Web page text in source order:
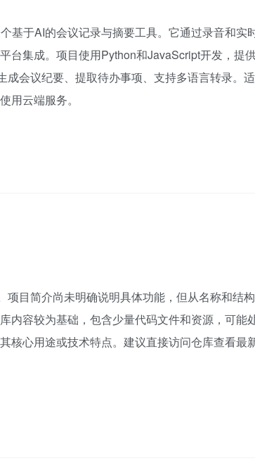
基于AI的会议记录与摘要工具。它通过录音和实
台集成。项目使用Python和JavaScript开发，提
会议纪要、提取待办事项、支持多语言转录。适
用云端服务。
项目简介尚未明确说明具体功能，但从名称和结构
内容较为基础，包含少量代码文件和资源，可能
核心用途或技术特点。建议直接访问仓库查看最